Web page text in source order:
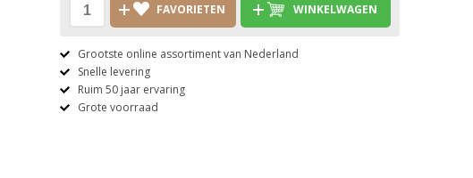
FAVORIETEN WINKELWAGEN
Grootste online assortiment van Nederland
Snelle levering
Ruim 50 jaar ervaring
Grote voorraad